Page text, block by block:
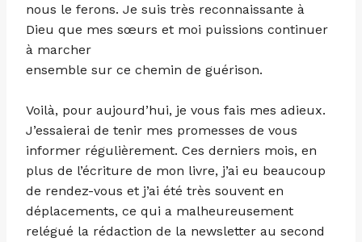
nous le ferons. Je suis très reconnaissante à
Dieu que mes sœurs et moi puissions continuer
à marcher
ensemble sur ce chemin de guérison.
Voilà, pour aujourd’hui, je vous fais mes adieux.
J’essaierai de tenir mes promesses de vous
informer régulièrement. Ces derniers mois, en
plus de l’écriture de mon livre, j’ai eu beaucoup
de rendez-vous et j’ai été très souvent en
déplacements, ce qui a malheureusement
relégué la rédaction de la newsletter au second